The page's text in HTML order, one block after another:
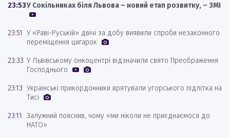
23:53У Сокільниках біля Львова – новий етап розвитку, – ЗМІ
23:51 У «Раві-Руській» двічі за добу виявили спроби незаконного
переміщення цигарок
23:33 У Львівському онкоцентрі відзначили свято Преображення
Господнього
23:13 Українські прикордонники врятували угорського підлітка на
Тисі
23:11
Залужний пояснив, чому «ми ніколи не приєднаємося до
НАТО»